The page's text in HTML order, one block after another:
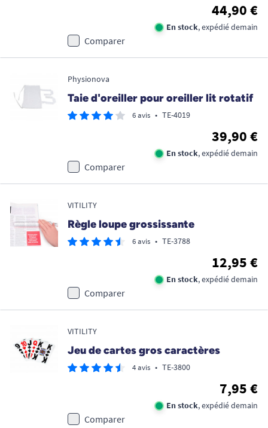
44,90 €
En stock, expédié demain
Comparer
Physionova
Taie d'oreiller pour oreiller lit rotatif
6 avis • TE-4019
39,90 €
En stock, expédié demain
Comparer
VITILITY
Règle loupe grossissante
6 avis • TE-3788
12,95 €
En stock, expédié demain
Comparer
VITILITY
Jeu de cartes gros caractères
4 avis • TE-3800
7,95 €
En stock, expédié demain
Comparer